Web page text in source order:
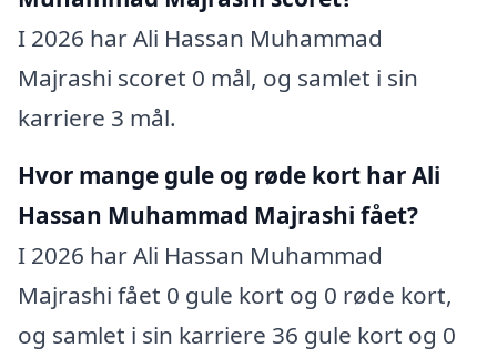
I 2026 har Ali Hassan Muhammad
Majrashi scoret 0 mål, og samlet i sin
karriere 3 mål.
Hvor mange gule og røde kort har Ali
Hassan Muhammad Majrashi fået?
I 2026 har Ali Hassan Muhammad
Majrashi fået 0 gule kort og 0 røde kort,
og samlet i sin karriere 36 gule kort og 0